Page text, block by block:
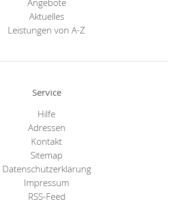
Angebote
Aktuelles
Leistungen von A-Z
Service
Hilfe
Adressen
Kontakt
Sitemap
Datenschutzerklärung
Impressum
RSS-Feed